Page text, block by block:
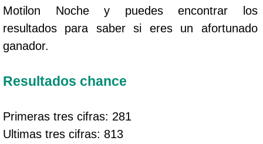
Motilon Noche y puedes encontrar los
resultados para saber si eres un afortunado
ganador.
Resultados chance
Primeras tres cifras: 281
Ultimas tres cifras: 813